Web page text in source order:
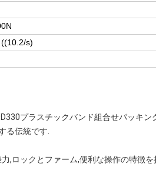
s)
プラスチックバンド組合せパッキ
る伝統です.
,ロックとファーム,便利な操作の特徴を